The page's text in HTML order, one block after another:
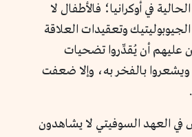
في أوكرانيا؛ فالأطفال لا
وتعقيدات العلاقة
عليهم أن يُقدِّروا تضحيات
ويشعروا بالفخر به، وإلا ضعفت
في العهد السوفيتي لا يشاهدون